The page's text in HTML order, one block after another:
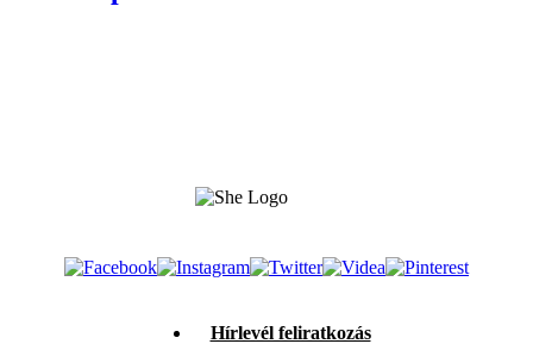
Hírlevél feliratkozás